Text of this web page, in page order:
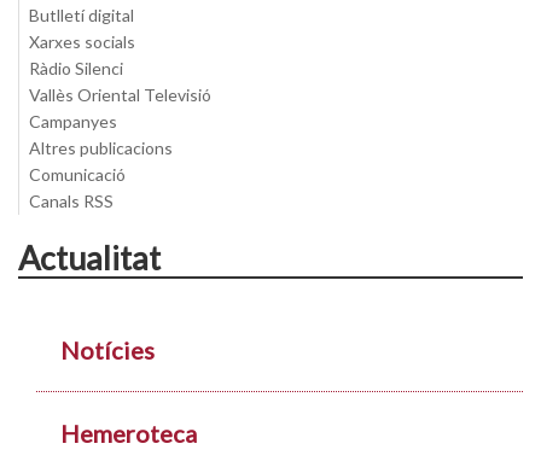
Butlletí digital
Xarxes socials
Ràdio Silenci
Vallès Oriental Televisió
Campanyes
Altres publicacions
Comunicació
Canals RSS
Actualitat
Notícies
Hemeroteca